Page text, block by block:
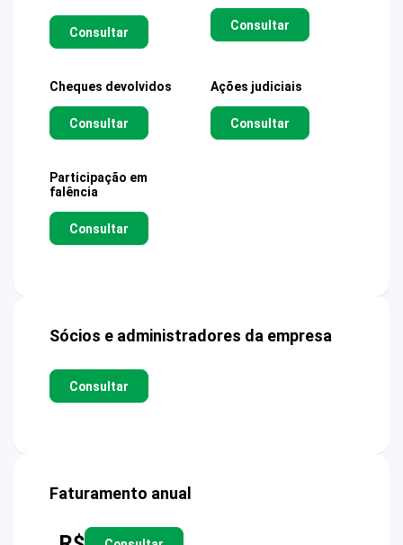
Consultar Consultar
Cheques devolvidos
Consultar
Ações judiciais
Consultar
Participação em
falência
Consultar
Sócios e administradores da empresa
Consultar
Faturamento anual